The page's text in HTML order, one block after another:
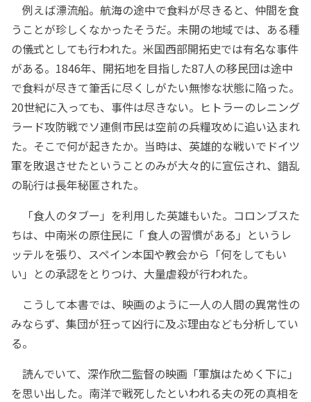
例えば漂流船。航海の途中で食料が尽きると、仲間を食
うことが珍しくなかったそうだ。未開の地域では、ある種
の儀式としても行われた。米国西部開拓史では有名な事件
がある。1846年、開拓地を目指した87人の移民団は途中
で食料が尽きて筆舌に尽くしがたい無惨な状態に陥った。
20世紀に入っても、事件は尽きない。ヒトラーのレニング
ラード攻防戦でソ連側市民は空前の兵糧攻めに追い込まれ
た。そこで何が起きたか。当時は、英雄的な戦いでドイツ
軍を敗退させたということのみが大々的に宣伝され、錯乱
の恥行は長年秘匿された。
「食人のタブー」を利用した英雄もいた。コロンブスた
ちは、中南米の原住民に「 食人の習慣がある」というレ
ッテルを張り、スペイン本国や教会から「何をしてもい
い」との承認をとりつけ、大量虐殺が行われた。
こうして本書では、映画のように一人の人間の異常性の
みならず、集団が狂って凶行に及ぶ理由なども分析してい
る。
読んでいて、深作欣二監督の映画「軍旗はためく下に」
を思い出した。南洋で戦死したといわれる夫の死の真相を